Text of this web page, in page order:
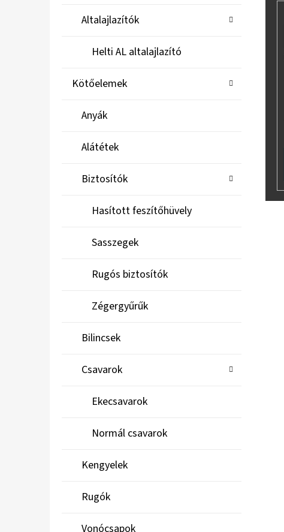
Altalajlazítók
Helti AL altalajlazító
Kötőelemek
Anyák
Alátétek
Biztosítók
Hasított feszítőhüvely
Sasszegek
Rugós biztosítók
Zégergyűrűk
Bilincsek
Csavarok
Ekecsavarok
Normál csavarok
Kengyelek
Rugók
Vonócsapok